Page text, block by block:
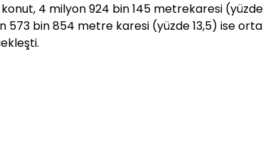
4 milyon 924 bin 145 metrekaresi (yüzde
573 bin 854 metre karesi (yüzde 13,5) ise